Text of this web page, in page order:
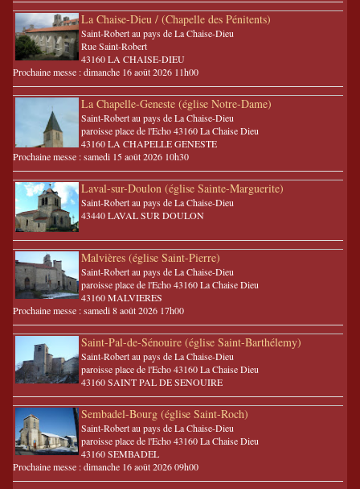
La Chaise-Dieu / (Chapelle des Pénitents)
Saint-Robert au pays de La Chaise-Dieu
Rue Saint-Robert
43160 LA CHAISE-DIEU
Prochaine messe : dimanche 16 août 2026 11h00
La Chapelle-Geneste (église Notre-Dame)
Saint-Robert au pays de La Chaise-Dieu
paroisse place de l'Echo 43160 La Chaise Dieu
43160 LA CHAPELLE GENESTE
Prochaine messe : samedi 15 août 2026 10h30
Laval-sur-Doulon (église Sainte-Marguerite)
Saint-Robert au pays de La Chaise-Dieu
43440 LAVAL SUR DOULON
Malvières (église Saint-Pierre)
Saint-Robert au pays de La Chaise-Dieu
paroisse place de l'Echo 43160 La Chaise Dieu
43160 MALVIERES
Prochaine messe : samedi 8 août 2026 17h00
Saint-Pal-de-Sénouire (église Saint-Barthélemy)
Saint-Robert au pays de La Chaise-Dieu
paroisse place de l'Echo 43160 La Chaise Dieu
43160 SAINT PAL DE SENOUIRE
Sembadel-Bourg (église Saint-Roch)
Saint-Robert au pays de La Chaise-Dieu
paroisse place de l'Echo 43160 La Chaise Dieu
43160 SEMBADEL
Prochaine messe : dimanche 16 août 2026 09h00